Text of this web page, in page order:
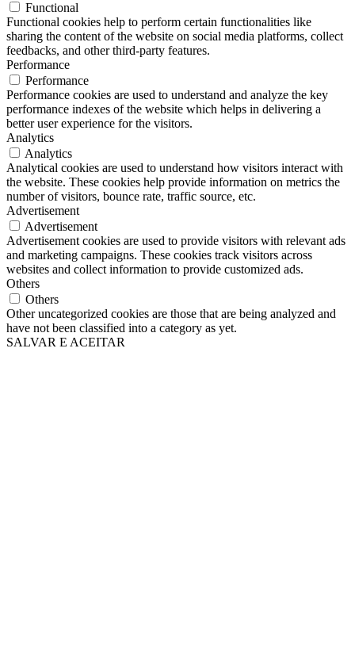
Functional
Functional cookies help to perform certain functionalities like
sharing the content of the website on social media platforms, collect
feedbacks, and other third-party features.
Performance
Performance
Performance cookies are used to understand and analyze the key
performance indexes of the website which helps in delivering a
better user experience for the visitors.
Analytics
Analytics
Analytical cookies are used to understand how visitors interact with
the website. These cookies help provide information on metrics the
number of visitors, bounce rate, traffic source, etc.
Advertisement
Advertisement
Advertisement cookies are used to provide visitors with relevant ads
and marketing campaigns. These cookies track visitors across
websites and collect information to provide customized ads.
Others
Others
Other uncategorized cookies are those that are being analyzed and
have not been classified into a category as yet.
SALVAR E ACEITAR